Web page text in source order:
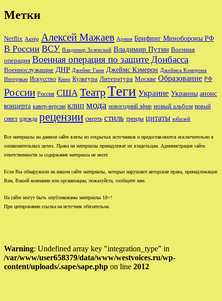
Метки
Netflix Актёр Алексей Мажаев Армия Брифинг Минобороны РФ
В России ВСУ Владимир Зеленский Владимир Путин Военная
операция Военная операция по защите Донбасса
Военнослужащие ДНР Джеймс Ганн Джеймс Кэмерон Джеймса Кэмерона
Интервью Искусство Кино Культура Литература Москве Образование РФ
России Россия США ТеатрТеги Украине Украины анонс
концерта кавер-версии клип мода новогодний эфир новый альбом новый
сингл одежда рецензии смерть стиль тренды цитаты юбилей
Все материалы на данном сайте взяты из открытых источников и предоставляются исключительно в
ознакомительных целях. Права на материалы принадлежат их владельцам. Администрация сайта
ответственности за содержание материала не несет.
Если Вы обнаружили на нашем сайте материалы, которые нарушают авторские права, принадлежащие
Вам, Вашей компании или организации, пожалуйста, сообщите нам.
На сайте могут быть опубликованы материалы 18+!
При цитировании ссылка на источник обязательна.
Warning: Undefined array key "integration_type" in
/var/www/user658379/data/www/westvoices.ru/wp-
content/uploads/.sape/sape.php on line 2012